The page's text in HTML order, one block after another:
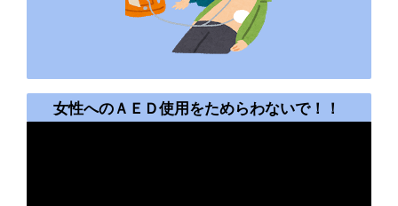
女性へのＡＥＤ使用をためらわないで！！